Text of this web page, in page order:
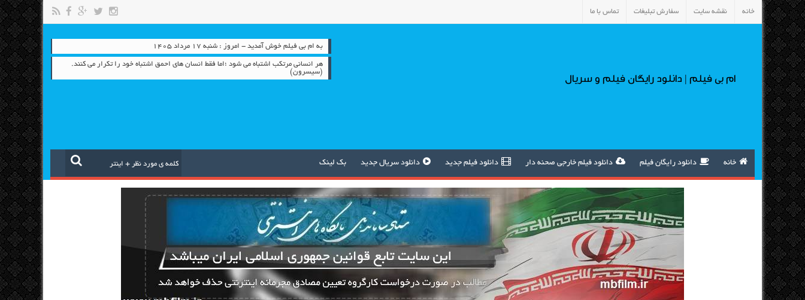
خانه نقشه سایت سفارش تبلیغات تماس با ما
ام بی فیلم | دانلود رایگان فیلم و سریال
به ام بی فیلم خوش آمدید - امروز : شنبه ۱۷ مرداد ۱۴۰۵
هر انسانی مرتکب اشتباه می شود ؛اما فقط انسان های احمق اشتباه خود را تکرار می کنند.
(سیسرون)
خانه دانلود رایگان فیلم دانلود فیلم خارجی صحنه دار دانلود فیلم جدید دانلود سریال جدید بک لینک